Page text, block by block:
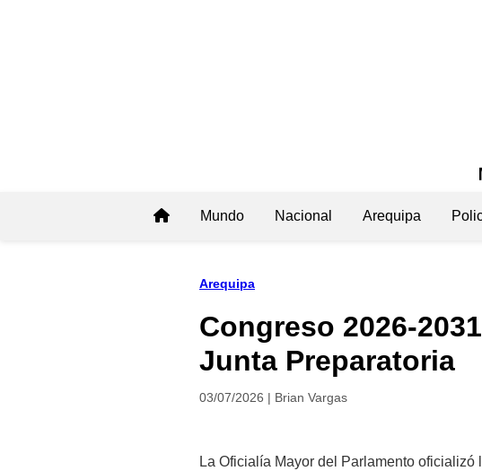
Mundo Nacional Arequipa
Arequipa
Congreso 2026-
Junta Preparatoria
03/07/2026 | Brian Vargas
La Oficialía Mayor del Parlamento